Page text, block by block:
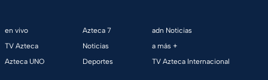
en vivo
TV Azteca
Azteca UNO
Azteca 7
Noticias
Deportes
adn Noticias
a más +
TV Azteca Internacional